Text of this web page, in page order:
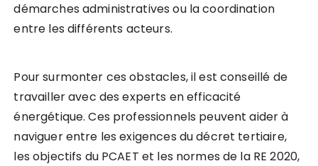
démarches administratives ou la coordination
entre les différents acteurs.
Pour surmonter ces obstacles, il est conseillé de
travailler avec des experts en efficacité
énergétique. Ces professionnels peuvent aider à
naviguer entre les exigences du décret tertiaire,
les objectifs du PCAET et les normes de la RE 2020,